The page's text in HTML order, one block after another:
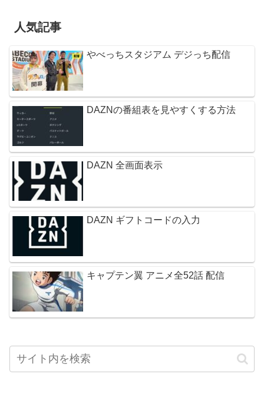
人気記事
やべっちスタジアム デジっち配信
DAZNの番組表を見やすくする方法
DAZN 全画面表示
DAZN ギフトコードの入力
キャプテン翼 アニメ全52話 配信